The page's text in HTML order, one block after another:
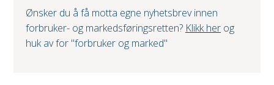
Ønsker du å få motta egne nyhetsbrev innen
forbruker- og markedsføringsretten? Klikk her og
huk av for "forbruker og marked"